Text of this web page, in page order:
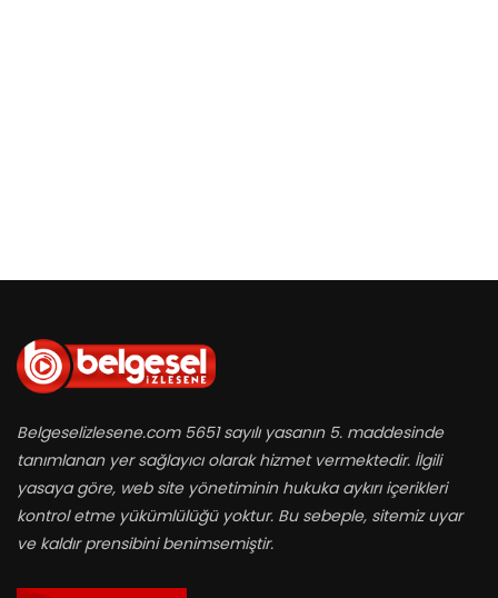
Belgeselizlesene.com 5651 sayılı yasanın 5. maddesinde
tanımlanan yer sağlayıcı olarak hizmet vermektedir. İlgili
yasaya göre, web site yönetiminin hukuka aykırı içerikleri
kontrol etme yükümlülüğü yoktur. Bu sebeple, sitemiz uyar
ve kaldır prensibini benimsemiştir.